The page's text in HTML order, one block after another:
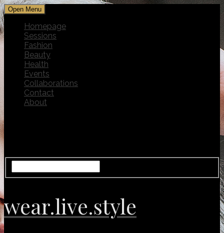
Open Menu
Homepage
Sessions
Fashion
Beauty
Health
Events
Collaborations
Contact
About
wear.live.style